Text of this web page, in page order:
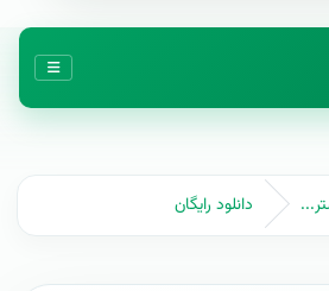
دانلود رايگان